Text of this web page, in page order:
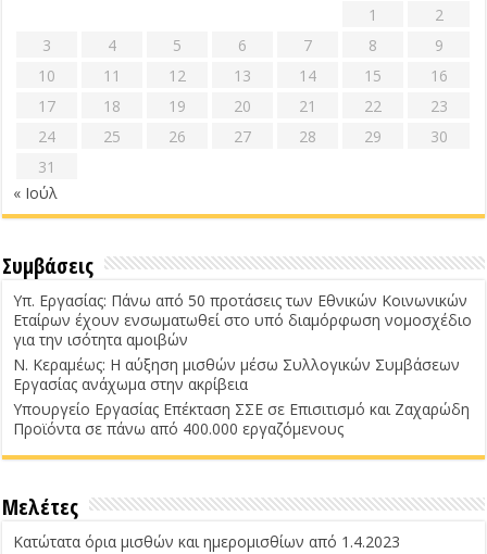
1
2
3
4 5 6 7 8
9
10
11 12 13 14 15
16
17
18 19 20 21 22
23
24
25 26 27 28 29
30
31
« Ιούλ
Συμβάσεις
Υπ. Εργασίας: Πάνω από 50 προτάσεις των Εθνικών Κοινωνικών
Εταίρων έχουν ενσωματωθεί στο υπό διαμόρφωση νομοσχέδιο
για την ισότητα αμοιβών
Ν. Κεραμέως: Η αύξηση μισθών μέσω Συλλογικών Συμβάσεων
Εργασίας ανάχωμα στην ακρίβεια
Υπουργείο Εργασίας Επέκταση ΣΣΕ σε Επισιτισμό και Ζαχαρώδη
Προϊόντα σε πάνω από 400.000 εργαζόμενους
Μελέτες
Κατώτατα όρια μισθών και ημερομισθίων από 1.4.2023